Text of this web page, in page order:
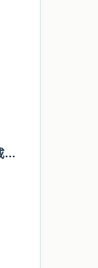
为